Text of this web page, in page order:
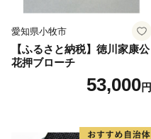
愛知県小牧市
【ふるさと納税】徳川家康公
花押ブローチ
53,000円